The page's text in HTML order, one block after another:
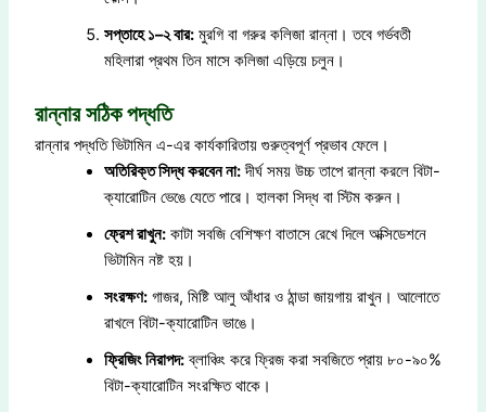
সপ্তাহে ১–২ বার: মুরগি বা গরুর কলিজা রান্না। তবে গর্ভবতী
মহিলারা প্রথম তিন মাসে কলিজা এড়িয়ে চলুন।
রান্নার সঠিক পদ্ধতি
রান্নার পদ্ধতি ভিটামিন এ-এর কার্যকারিতায় গুরুত্বপূর্ণ প্রভাব ফেলে।
অতিরিক্ত সিদ্ধ করবেন না:দীর্ঘ সময় উচ্চ তাপে রান্না করলে বিটা-
ক্যারোটিন ভেঙে যেতে পারে। হালকা সিদ্ধ বা স্টিম করুন।
ফ্রেশ রাখুন: কাটা সবজি বেশিক্ষণ বাতাসে রেখে দিলে অক্সিডেশনে
ভিটামিন নষ্ট হয়।
সংরক্ষণ: গাজর, মিষ্টি আলু আঁধার ও ঠান্ডা জায়গায় রাখুন। আলোতে
রাখলে বিটা-ক্যারোটিন ভাঙে।
ফ্রিজিং নিরাপদ:ব্লাঞ্চিং করে ফ্রিজ করা সবজিতে প্রায় ৮০-৯০%
বিটা-ক্যারোটিন সংরক্ষিত থাকে।